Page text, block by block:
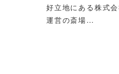
好立地にある株式
運営の斎場…